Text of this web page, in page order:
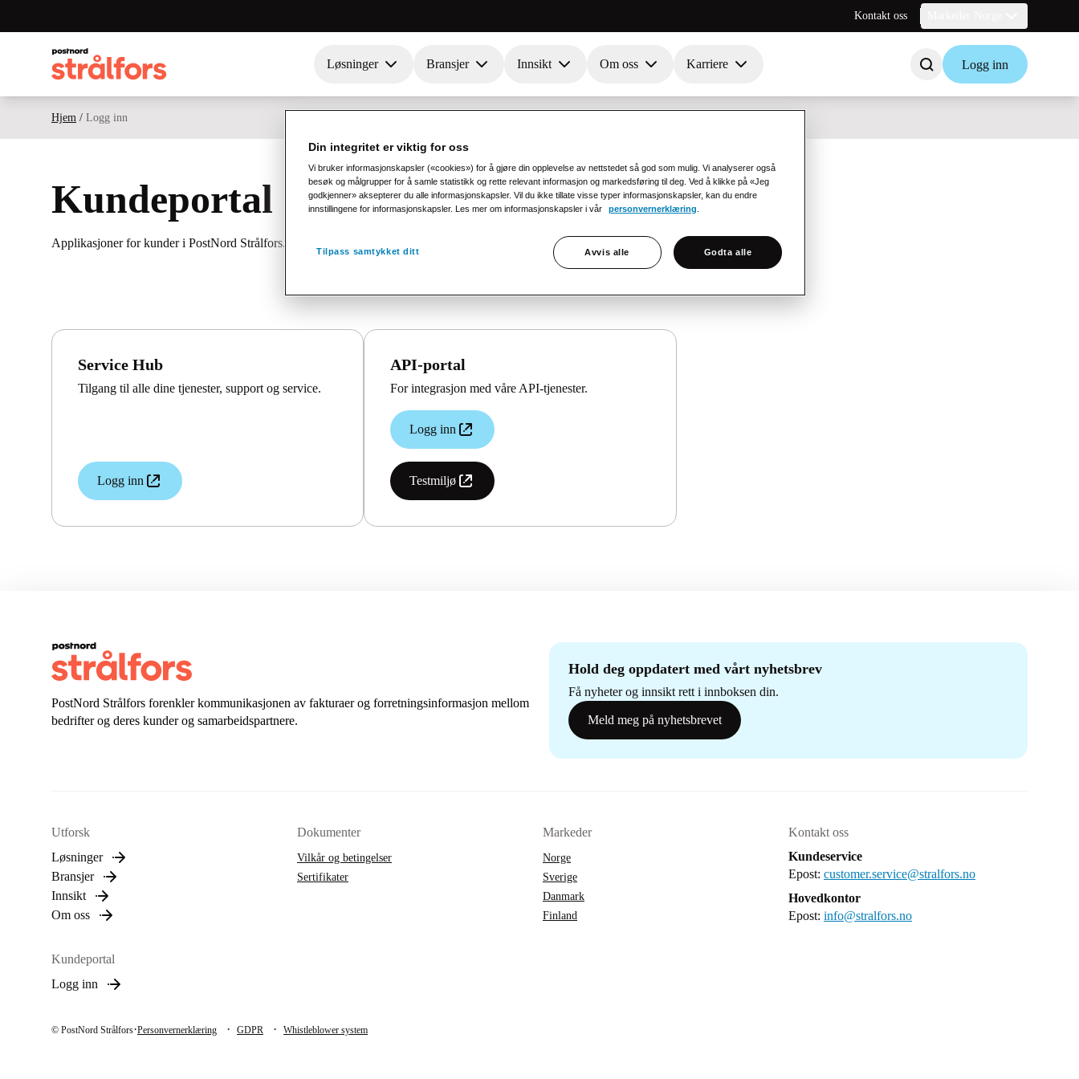
Kontakt oss
Løsninger Bransjer Innsikt Om oss Karriere Logg inn
Hjem / Logg inn
Kundeportal
Applikasjoner for kunder i PostNord Strålfors.
Service Hub
Tilgang til alle dine tjenester, support og service.
Logg inn
API-portal
For integrasjon med våre API-tjenester.
Logg inn
Testmiljø
PostNord Strålfors forenkler kommunikasjonen av fakturaer og forretningsinformasjon mellom
bedrifter og deres kunder og samarbeidspartnere.
Hold deg oppdatert med vårt nyhetsbrev
Få nyheter og innsikt rett i innboksen din.
Meld meg på nyhetsbrevet
Utforsk
Løsninger
Bransjer
Innsikt
Om oss
Kundeportal
Logg inn
Dokumenter
Vilkår og betingelser
Sertifikater
Markeder
Norge
Sverige
Danmark
Finland
Kontakt oss
Kundeservice
Epost: customer.service@stralfors.no
Hovedkontor
Epost: info@stralfors.no
© PostNord Strålfors·Personvernerklæring · GDPR · Whistleblower system
Din integritet er viktig for oss
Vi bruker informasjonskapsler («cookies») for å gjøre din opplevelse av nettstedet så god som mulig. Vi analyserer også
besøk og målgrupper for å samle statistikk og rette relevant informasjon og markedsføring til deg. Ved å klikke på «Jeg
godkjenner» aksepterer du alle informasjonskapsler. Vil du ikke tillate visse typer informasjonskapsler, kan du endre
innstillingene for informasjonskapsler. Les mer om informasjonskapsler i vår
personvernerklæring
Tilpass samtykket ditt Avvis alle Godta alle